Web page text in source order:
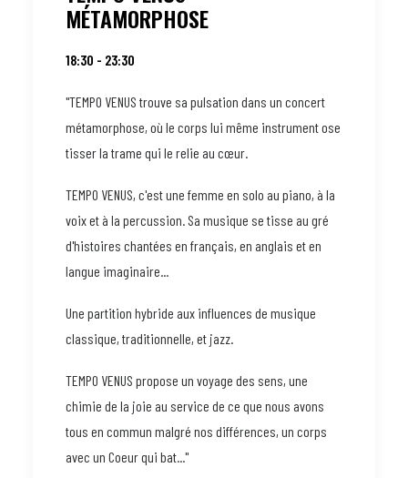
MÉTAMORPHOSE
18:30 - 23:30
"TEMPO VENUS trouve sa pulsation dans un concert
métamorphose, où le corps lui même instrument ose
tisser la trame qui le relie au cœur.
TEMPO VENUS, c'est une femme en solo au piano, à la
voix et à la percussion. Sa musique se tisse au gré
d'histoires chantées en français, en anglais et en
langue imaginaire...
Une partition hybride aux influences de musique
classique, traditionnelle, et jazz.
TEMPO VENUS propose un voyage des sens, une
chimie de la joie au service de ce que nous avons
tous en commun malgré nos différences, un corps
avec un Coeur qui bat..."